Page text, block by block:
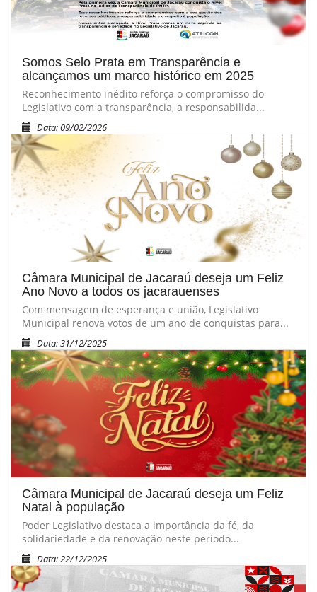
Somos Selo Prata em Transparência e
alcançamos um marco histórico em 2025
Reconhecimento inédito reforça o compromisso do
Legislativo com a transparência, a responsabilida...
Data: 09/02/2026
Câmara Municipal de Jacaraú deseja um Feliz
Ano Novo a todos os jacarauenses
Com mensagem de esperança e união, Legislativo
Municipal renova votos de um ano de conquistas para...
Data: 31/12/2025
Câmara Municipal de Jacaraú deseja um Feliz
Natal à população
Poder Legislativo destaca a importância da fé, da
solidariedade e da renovação neste período...
Data: 22/12/2025